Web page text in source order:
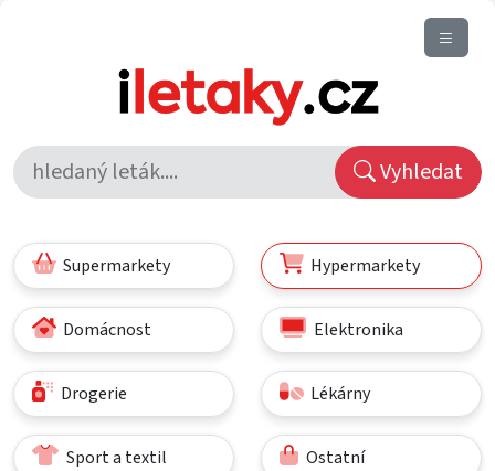
Vyhledat
Supermarkety Hypermarkety
Domácnost Elektronika
Drogerie Lékárny
Sport a textil Ostatní